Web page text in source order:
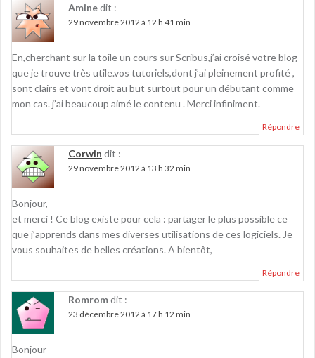
Aminedit :
29 novembre 2012 à 12 h 41 min
En,cherchant sur la toile un cours sur Scribus,j’ai croisé votre blog
que je trouve très utile.vos tutoriels,dont j’ai pleinement profité ,
sont clairs et vont droit au but surtout pour un débutant comme
mon cas. j’ai beaucoup aimé le contenu . Merci infiniment.
Répondre
Corwin dit :
29 novembre 2012 à 13 h 32 min
Bonjour,
et merci ! Ce blog existe pour cela : partager le plus possible ce
que j’apprends dans mes diverses utilisations de ces logiciels. Je
vous souhaites de belles créations. A bientôt,
Répondre
Romromdit :
23 décembre 2012 à 17 h 12 min
Bonjour